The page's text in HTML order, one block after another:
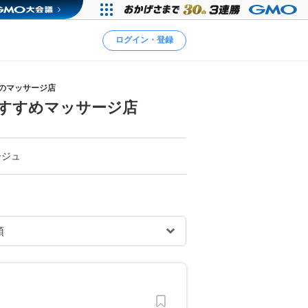
ログイン・登録
マッサージ店
すめマッサージ店
ュ